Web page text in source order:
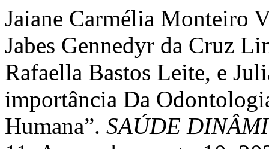
Jaiane Carmélia Monteiro
Jabes Gennedyr da Cruz
Rafaella Bastos Leite, e
importância Da
Humana”. SAÚDE